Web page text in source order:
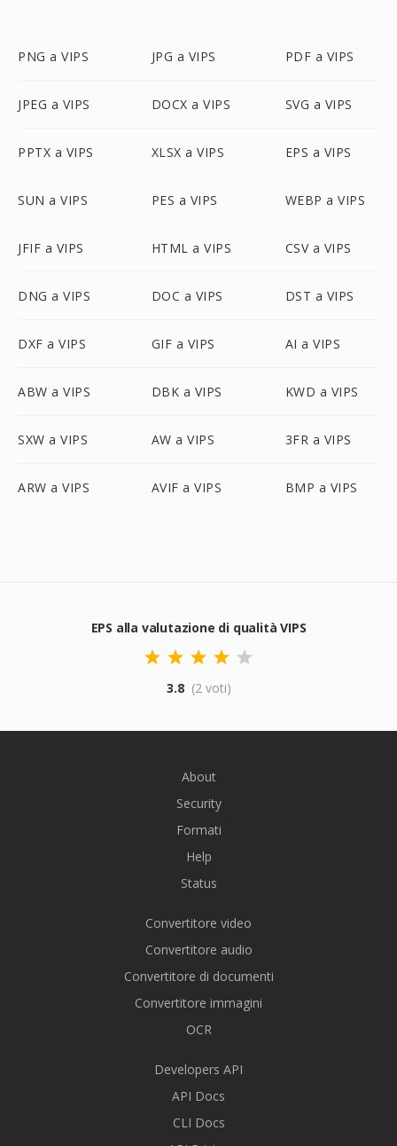
PNG a VIPS JPG a VIPS PDF a VIPS
JPEG a VIPS DOCX a VIPS SVG a VIPS
PPTX a VIPS XLSX a VIPS EPS a VIPS
SUN a VIPS PES a VIPS WEBP a VIPS
JFIF a VIPS HTML a VIPS CSV a VIPS
DNG a VIPS DOC a VIPS DST a VIPS
DXF a VIPS GIF a VIPS AI a VIPS
ABW a VIPS DBK a VIPS KWD a VIPS
SXW a VIPS AW a VIPS 3FR a VIPS
ARW a VIPS AVIF a VIPS BMP a VIPS
EPS alla valutazione di qualità VIPS
3.8 (2 voti)
About
Security
Formati
Help
Status
Convertitore video
Convertitore audio
Convertitore di documenti
Convertitore immagini
OCR
Developers API
API Docs
CLI Docs